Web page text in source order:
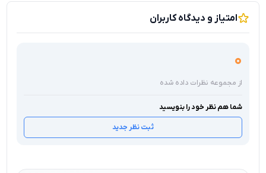
امتیاز و دیدگاه کاربران
0
از مجموعه نظرات داده شده
شما هم نظر خود را بنویسید
ثبت نظر جدید